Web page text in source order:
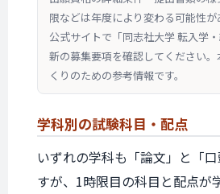
限などは年度により変わる可能性
公式サイトで「同志社大学 転入学
新の募集要項を確認してください
くりのための参考情報です。
学科別の試験科目・配点
いずれの学科も「論文」と「
すが、1時限目の科目と配点が